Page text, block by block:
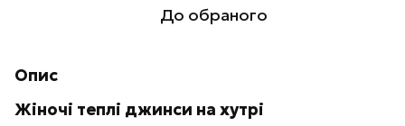
До обраного
Опис
Жіночі теплі джинси на хутрі